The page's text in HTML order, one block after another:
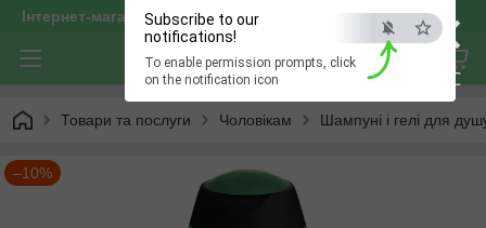
×
ESC
Subscribe to our
notifications!
To enable permission prompts, click
on the notification icon
Інтернет-магазин "optservis"
Товари та послуги Чоловікам Шампуні і гелі для
–10%